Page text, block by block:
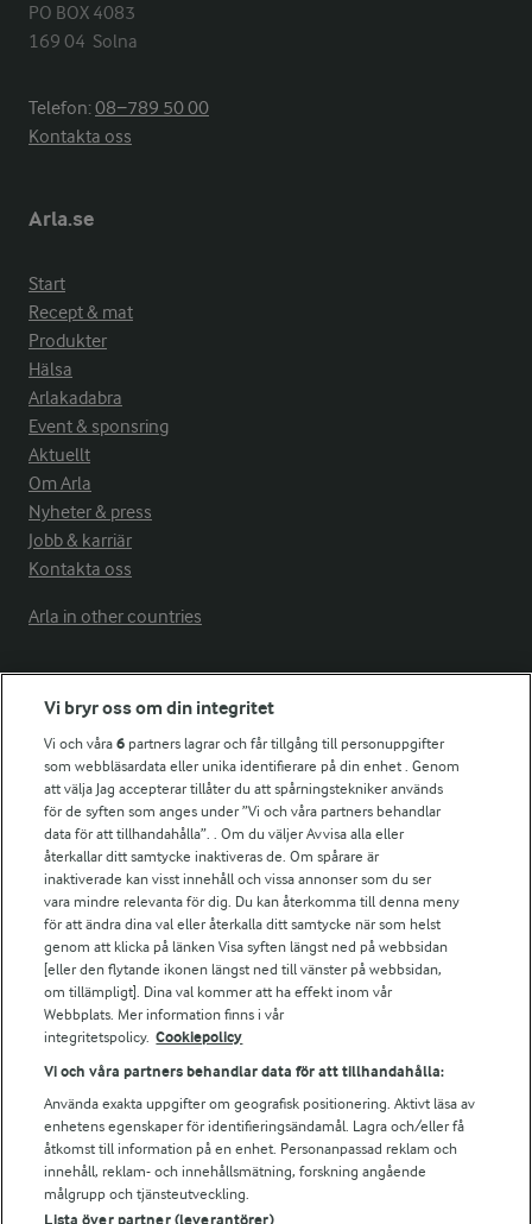
PO BOX 4083
169 04  Solna
Telefon:08−789 50 00
Kontakta oss
Arla.se
Start
Recept & mat
Produkter
Hälsa
Arlakadabra
Event & sponsring
Aktuellt
Om Arla
Nyheter & press
Jobb & karriär
Kontakta oss
Arla in other countries
Fler Arlasajter
För ägare
Arlas kundportal
Arla.com
Falbygdens Ost
Arla webbshop
Bildbank
Följ oss
Vi bryr oss om din integritet
Vi och våra6 partners lagrar och får tillgång till personuppgifter
som webbläsardata eller unika identifierare på din enhet . Genom
att välja Jag accepterar tillåter du att spårningstekniker används
för de syften som anges under ”Vi och våra partners behandlar
data för att tillhandahålla”. . Om du väljer Avvisa alla eller
återkallar ditt samtycke inaktiveras de. Om spårare är
inaktiverade kan visst innehåll och vissa annonser som du ser
vara mindre relevanta för dig. Du kan återkomma till denna meny
för att ändra dina val eller återkalla ditt samtycke när som helst
genom att klicka på länken Visa syften längst ned på webbsidan
[eller den flytande ikonen längst ned till vänster på webbsidan,
om tillämpligt]. Dina val kommer att ha effekt inom vår
Webbplats. Mer information finns i vår
integritetspolicy. Cookiepolicy
Vi och våra partners behandlar data för att tillhandahålla:
Använda exakta uppgifter om geografisk positionering. Aktivt läsa av
enhetens egenskaper för identifieringsändamål. Lagra och/eller få
åtkomst till information på en enhet. Personanpassad reklam och
innehåll, reklam- och innehållsmätning, forskning angående
målgrupp och tjänsteutveckling.
Lista över partner (leverantörer)